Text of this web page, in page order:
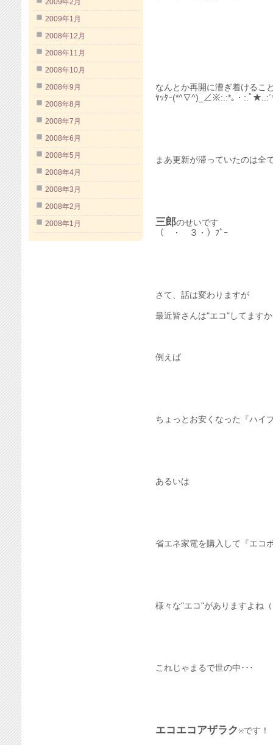
2009年2月
2009年1月
2008年12月
2008年11月
2008年10月
2008年9月
2008年8月
2008年7月
2008年6月
2008年5月
2008年4月
2008年3月
2008年2月
2008年1月
なんとか再開に漕ぎ着けるこ
ﾔｯﾀｰ(*^∇^)_∠※:.:*｡・:.ﾟ
まあ更新が滞っていたのは全
三郎のせいです
（ ・ ３・）ﾌﾟｰ
さて、話は変わりますが
最近皆さんは"エコ"してます
例えば
ちょっとお安くなった『ハイ
あるいは
省エネ家電を購入して『エコ
様々な"エコ"がありますよね
これじゃまるで世の中･･･
エコエコアザラク※です！